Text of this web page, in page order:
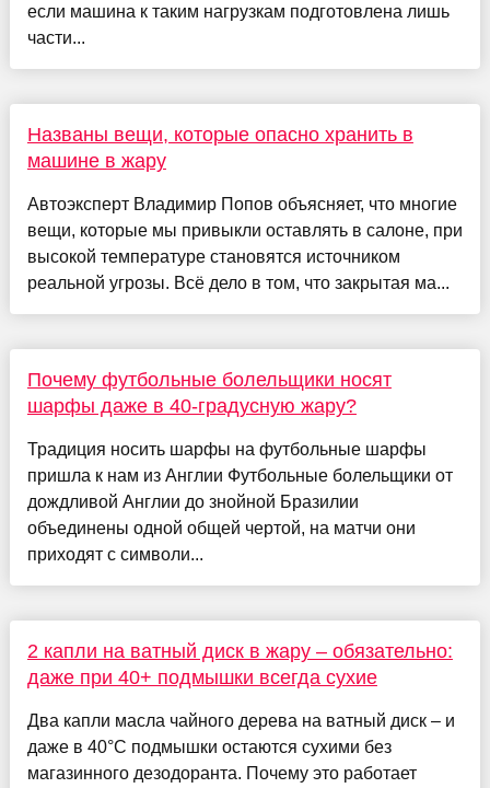
если машина к таким нагрузкам подготовлена лишь
части...
Названы вещи, которые опасно хранить в
машине в жару
Автоэксперт Владимир Попов объясняет, что многие
вещи, которые мы привыкли оставлять в салоне, при
высокой температуре становятся источником
реальной угрозы. Всё дело в том, что закрытая ма...
Почему футбольные болельщики носят
шарфы даже в 40-градусную жару?
Традиция носить шарфы на футбольные шарфы
пришла к нам из Англии Футбольные болельщики от
дождливой Англии до знойной Бразилии
объединены одной общей чертой, на матчи они
приходят с символи...
2 капли на ватный диск в жару – обязательно:
даже при 40+ подмышки всегда сухие
Два капли масла чайного дерева на ватный диск – и
даже в 40°C подмышки остаются сухими без
магазинного дезодоранта. Почему это работает